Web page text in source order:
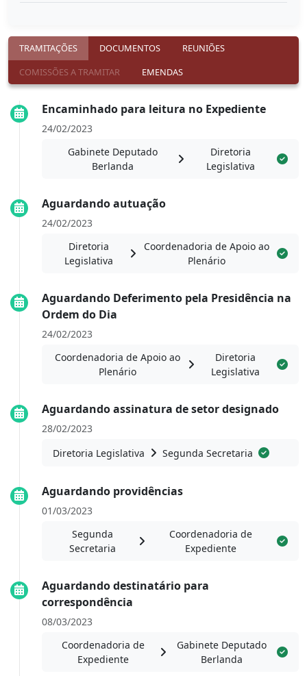
TRAMITAÇÕES DOCUMENTOS
REUNIÕES
COMISSÕES A TRAMITAR
EMENDAS
Encaminhado para leitura no Expediente
24/02/2023
Gabinete Deputado
Berlanda
Diretoria
Legislativa
Aguardando autuação
24/02/2023
Diretoria
Legislativa
Coordenadoria de Apoio ao
Plenário
Aguardando Deferimento pela Presidência na
Ordem do Dia
24/02/2023
Coordenadoria de Apoio ao
Plenário
Diretoria
Legislativa
Aguardando assinatura de setor designado
28/02/2023
Diretoria Legislativa
Segunda Secretaria
Aguardando providências
01/03/2023
Segunda
Secretaria
Coordenadoria de
Expediente
Aguardando destinatário para
correspondência
08/03/2023
Coordenadoria de
Expediente
Gabinete Deputado
Berlanda